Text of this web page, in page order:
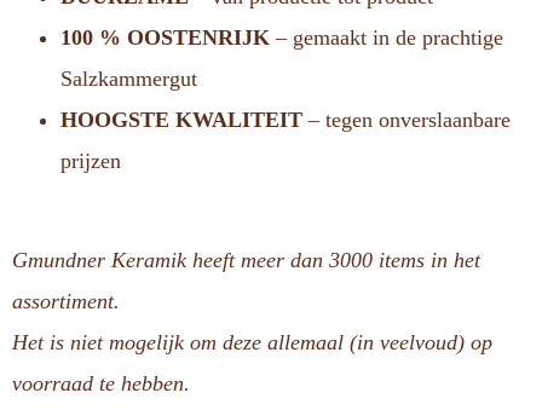
100 % OOSTENRIJK – gemaakt in de prachtige
Salzkammergut
HOOGSTE KWALITEIT – tegen onverslaanbare
prijzen
Gmundner Keramik heeft meer dan 3000 items in het
assortiment.
Het is niet mogelijk om deze allemaal (in veelvoud) op
voorraad te hebben.